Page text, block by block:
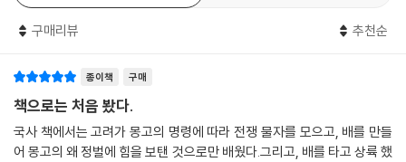
구매리뷰 추천순
종이책 구매
책으로는 처음 봤다.
국사 책에서는 고려가 몽고의 명령에 따라 전쟁 물자를 모으고, 배를 만들
어 몽고의 왜 정벌에 힘을 보탠 것으로만 배웠다.그리고, 배를 타고 상륙 했